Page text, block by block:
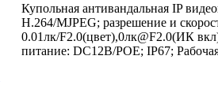
Купольная антивандальная IP
H.264/MJPEG; разрешение и
0.01лк/F2.0(цвет),0лк@F2.0(ИК
питание: DC12В/PОE; IP67;